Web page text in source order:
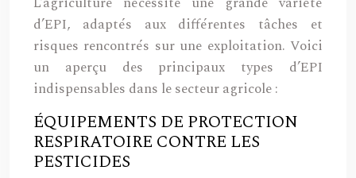
d’EPI, adaptés aux différentes tâches et
risques rencontrés sur une exploitation. Voici
un aperçu des principaux types d’EPI
indispensables dans le secteur agricole :
ÉQUIPEMENTS DE PROTECTION
RESPIRATOIRE CONTRE LES
PESTICIDES